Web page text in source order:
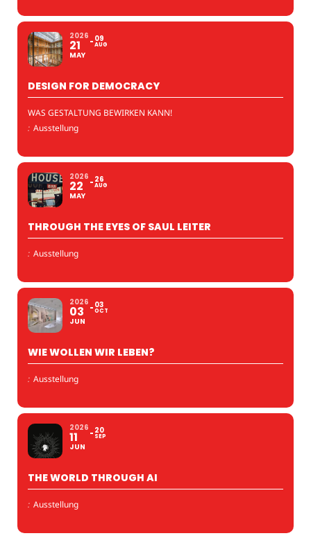
2026
21
MAY
09
AUG
DESIGN FOR DEMOCRACY
WAS GESTALTUNG BEWIRKEN KANN!
: Ausstellung
2026
22
MAY
26
AUG
THROUGH THE EYES OF SAUL LEITER
: Ausstellung
2026
03
JUN
03
OCT
WIE WOLLEN WIR LEBEN?
: Ausstellung
2026
11
JUN
20
SEP
THE WORLD THROUGH AI
: Ausstellung